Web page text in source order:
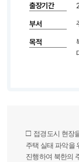
출장기간
부서
목적
□ 접경도시 현장
주택 실태 파악을
진행하여 북한의